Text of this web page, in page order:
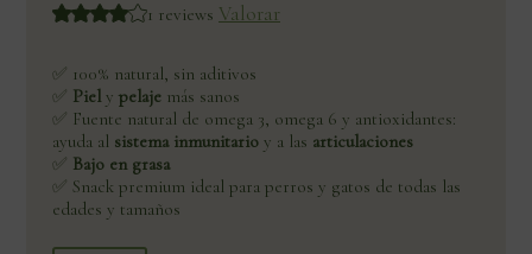
1 reviews Valorar
✅ 100% natural, sin aditivos
✅ Piel y pelaje más sanos
✅ Fuente natural de omega 3, omega 6 y antioxidantes:
ayuda al sistema inmunitario y a las articulaciones
✅ Bajo en grasa
✅ Snack premium ideal para perros y gatos de todas las
edades y tamaños